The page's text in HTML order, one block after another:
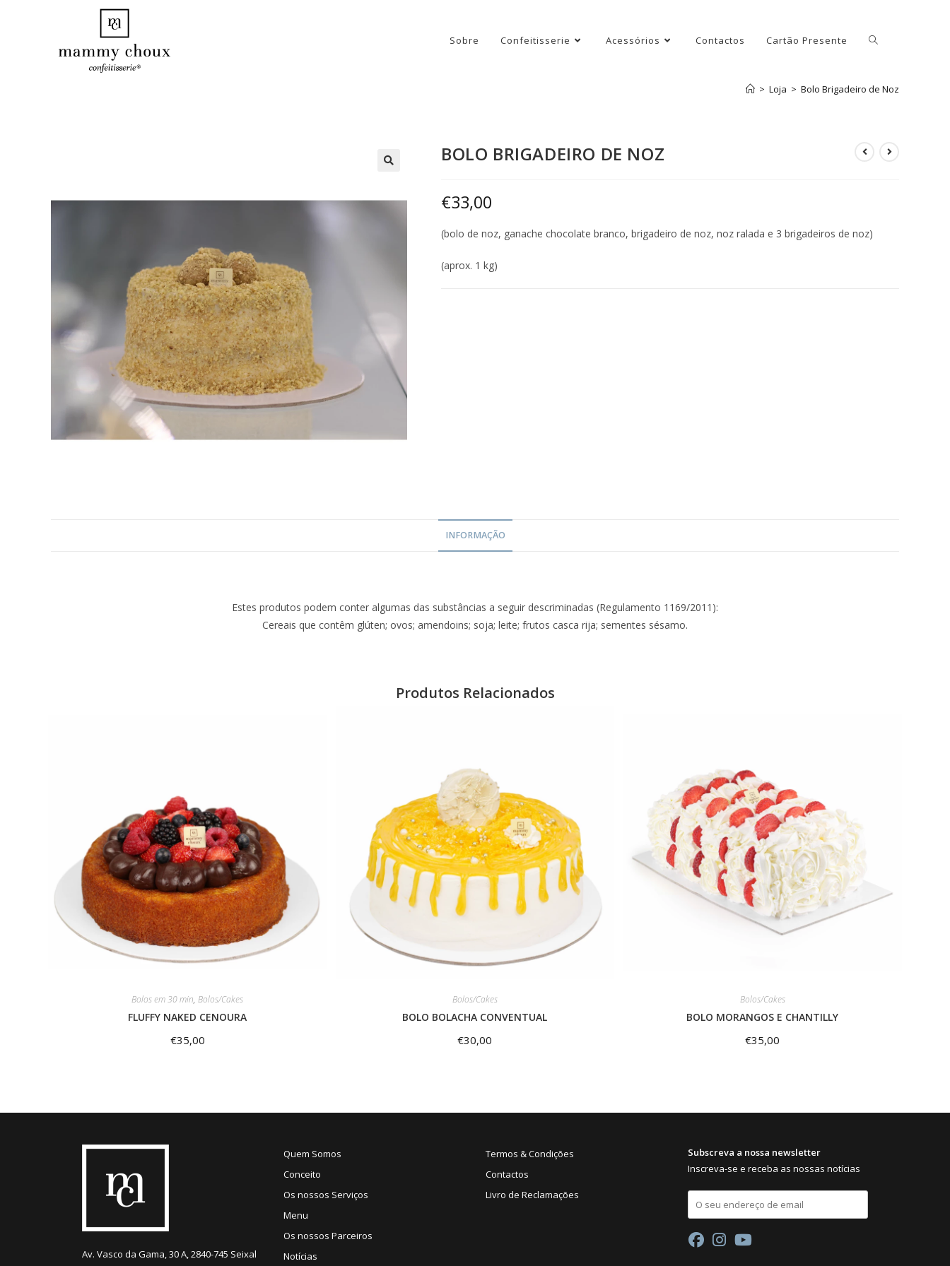
Sobre Confeitisserie Acessórios Contactos Cartão Presente
> Loja > Bolo Brigadeiro de Noz
BOLO BRIGADEIRO DE NOZ
€33,00
(bolo de noz, ganache chocolate branco, brigadeiro de noz, noz ralada e 3 brigadeiros de noz)
(aprox. 1 kg)
INFORMAÇÃO
Estes produtos podem conter algumas das substâncias a seguir descriminadas (Regulamento 1169/2011):
Cereais que contêm glúten; ovos; amendoins; soja; leite; frutos casca rija; sementes sésamo.
Produtos Relacionados
Bolos em 30 min,Bolos/Cakes
FLUFFY NAKED CENOURA
€35,00
Bolos/Cakes
BOLO BOLACHA CONVENTUAL
€30,00
Bolos/Cakes
BOLO MORANGOS E CHANTILLY
€35,00
Av. Vasco da Gama, 30 A, 2840-745 Seixal
Quem Somos
Conceito
Os nossos Serviços
Menu
Os nossos Parceiros
Notícias
Termos & Condições
Contactos
Livro de Reclamações
Subscreva a nossa newsletter
Inscreva-se e receba as nossas notícias
E
a
l